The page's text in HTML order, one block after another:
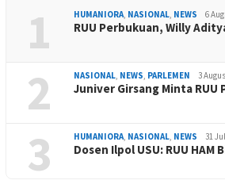
1 HUMANIORA, NASIONAL, NEWS 6
RUU Perbukuan, Willy
2 NASIONAL, NEWS, PARLEMEN 3
Juniver Girsang Minta RUU
3 HUMANIORA, NASIONAL, NEWS 31
Dosen Ilpol USU: RUU